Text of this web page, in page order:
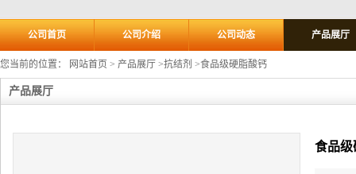
公司首页 公司介绍 公司动态 产品展厅
您当前的位置： 网站首页 > 产品展厅 >抗结剂 >食品级硬脂酸钙
产品展厅
食品级